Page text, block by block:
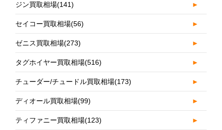
ジン買取相場(141) ►
セイコー買取相場(56) ►
ゼニス買取相場(273) ►
タグホイヤー買取相場(516) ►
チューダー/チュードル買取相場(173) ►
ディオール買取相場(99) ►
ティファニー買取相場(123) ►